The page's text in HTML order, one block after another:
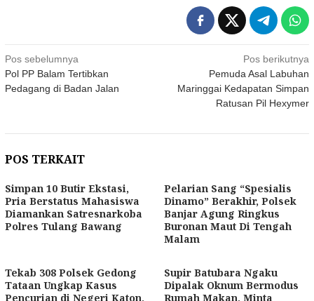
Navigasi
pos
Pos sebelumnya
Pol PP Balam Tertibkan
Pedagang di Badan Jalan
Pos berikutnya
Pemuda Asal Labuhan
Maringgai Kedapatan Simpan
Ratusan Pil Hexymer
POS TERKAIT
Simpan 10 Butir Ekstasi,
Pria Berstatus Mahasiswa
Diamankan Satresnarkoba
Polres Tulang Bawang
Pelarian Sang “Spesialis
Dinamo” Berakhir, Polsek
Banjar Agung Ringkus
Buronan Maut Di Tengah
Malam
Tekab 308 Polsek Gedong
Tataan Ungkap Kasus
Pencurian di Negeri Katon,
Supir Batubara Ngaku
Dipalak Oknum Bermodus
Rumah Makan, Minta